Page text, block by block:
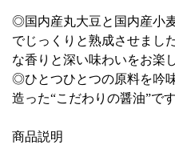
◎国内産丸大豆と国内産小
でじっくりと熟成させま
な香りと深い味わいをお楽
◎ひとつひとつの原料を吟
造った“こだわりの醤油”です
商品説明